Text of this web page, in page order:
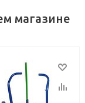
магазине